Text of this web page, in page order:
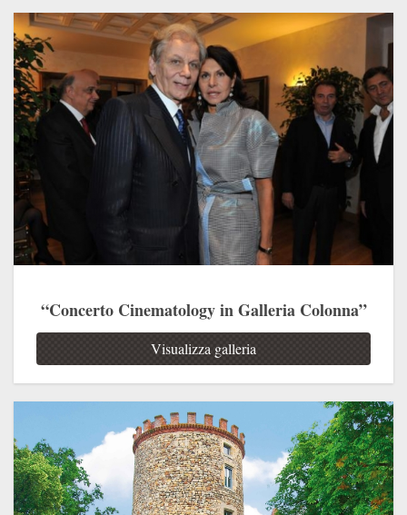
“Concerto Cinematology in Galleria Colonna”
Visualizza galleria